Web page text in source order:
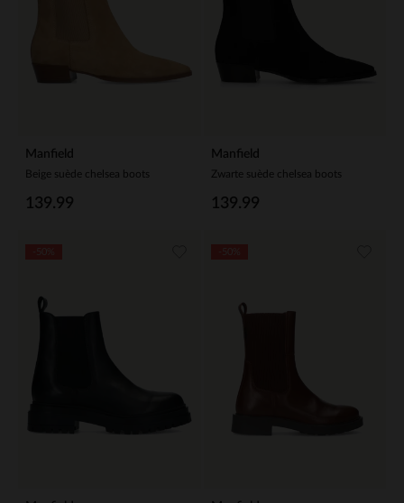
Manfield
Beige suède chelsea boots
139.99
Manfield
Zwarte suède chelsea boots
139.99